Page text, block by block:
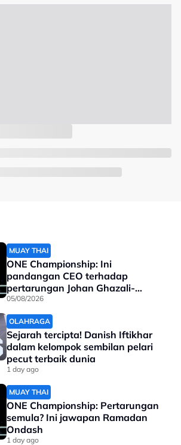
MUAY THAI
ONE Championship: Ini
pandangan CEO terhadap
pertarungan Johan Ghazali-
Ramadan Ondash
05/08/2026
OLAHRAGA
Sejarah tercipta! Danish Iftikhar
dalam kelompok sembilan pelari
pecut terbaik dunia
1 day ago
MUAY THAI
ONE Championship: Pertarungan
semula? Ini jawapan Ramadan
Ondash
1 day ago